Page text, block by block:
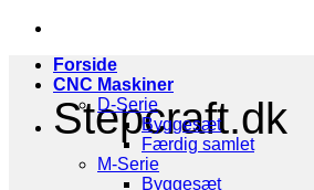
Stepcraft.dk
Forside
CNC Maskiner
D-Serie
Byggesæt
Færdig samlet
M-Serie
Byggesæt